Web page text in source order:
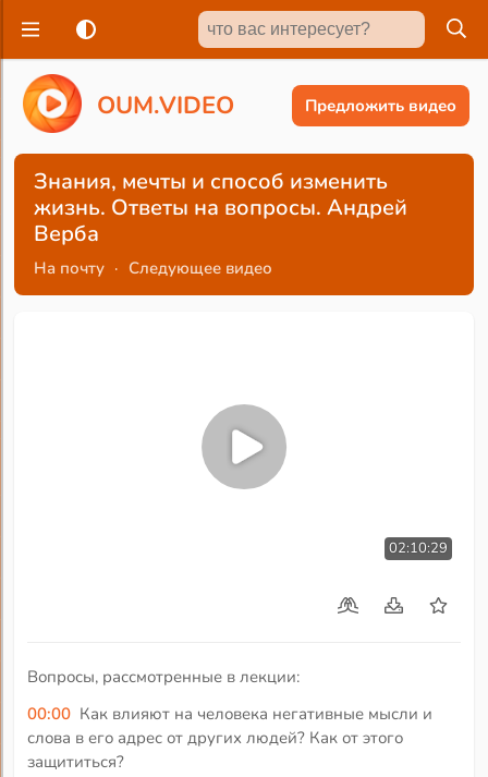
OUM.VIDEO Предложить видео
Знания, мечты и способ изменить
жизнь. Ответы на вопросы. Андрей
Верба
На почту · Следующее видео
02:10:29
Вопросы, рассмотренные в лекции:
00:00 Как влияют на человека негативные мысли и
слова в его адрес от других людей? Как от этого
защититься?